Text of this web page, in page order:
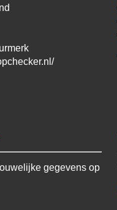
gegevens op